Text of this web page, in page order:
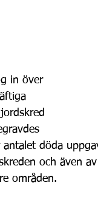
in över
döda
och även
områden.